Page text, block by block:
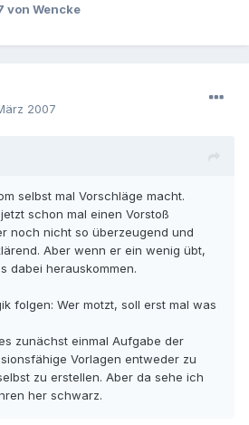
von Wencke
2007
selbst mal Vorschläge macht.
schon mal einen Vorstoß
noch nicht so überzeugend und
Aber wenn er ein wenig übt,
dabei herauskommen.
folgen: Wer motzt, soll erst mal was
zunächst einmal Aufgabe der
Vorlagen entweder zu
zu erstellen. Aber da sehe ich
her schwarz.